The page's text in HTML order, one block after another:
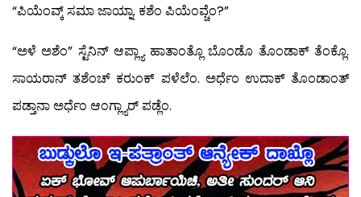
“ಪಿಯೆಂವ್ಕ್ ಸಮಾ ಜಾಯ್ನಾ. ಕಶೆಂ ಪಿಯೆಂವ್ಚೆಂ?”
“ಅಳೆ ಅಶೆಂ” ಸ್ಟೆನಿನ್ ಆಪ್ಲ್ಯಾ ಹಾತಾಂತ್ಲೊ ಬೊಂಡೊ ತೊಂಡಾಕ್ ತೆಂಕ್ಲೊ.
ಸಾಯರಾನ್ ತಶೆಂಚ್ ಕರುಂಕ್ ಪಳೆಲೆಂ. ಅರ್ಧೆಂ ಉದಾಕ್ ತೊಂಡಾಂತ್
ಪಡ್ತಾನಾ ಅರ್ಧೆಂ ಆಂಗ್ಲ್ಯಾರ್ ಪಡ್ಲೆಂ.